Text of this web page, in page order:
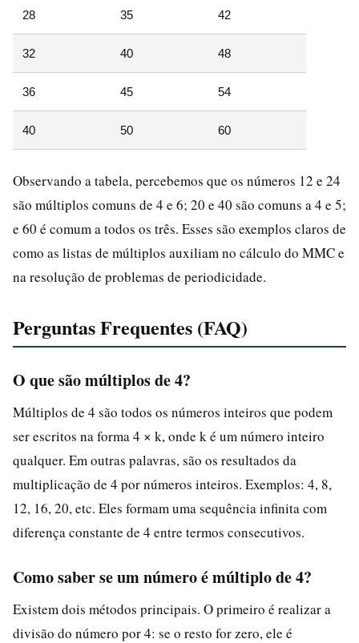
28 35 42
32 40 48
36 45 54
40 50 60
Observando a tabela, percebemos que os números 12 e 24
são múltiplos comuns de 4 e 6; 20 e 40 são comuns a 4 e 5;
e 60 é comum a todos os três. Esses são exemplos claros de
como as listas de múltiplos auxiliam no cálculo do MMC e
na resolução de problemas de periodicidade.
Perguntas Frequentes (FAQ)
O que são múltiplos de 4?
Múltiplos de 4 são todos os números inteiros que podem
ser escritos na forma 4 × k, onde k é um número inteiro
qualquer. Em outras palavras, são os resultados da
multiplicação de 4 por números inteiros. Exemplos: 4, 8,
12, 16, 20, etc. Eles formam uma sequência infinita com
diferença constante de 4 entre termos consecutivos.
Como saber se um número é múltiplo de 4?
Existem dois métodos principais. O primeiro é realizar a
divisão do número por 4: se o resto for zero, ele é